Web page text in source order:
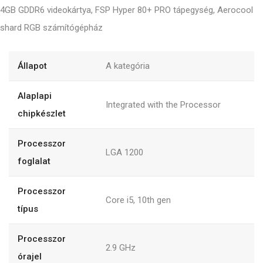
4GB GDDR6 videokártya, FSP Hyper 80+ PRO tápegység, Aerocool
shard RGB számítógépház
Állapot A kategória
Alaplapi
chipkészlet
Integrated with the Processor
Processzor
foglalat
LGA 1200
Processzor
típus
Core i5, 10th gen
Processzor
órajel
2.9 GHz